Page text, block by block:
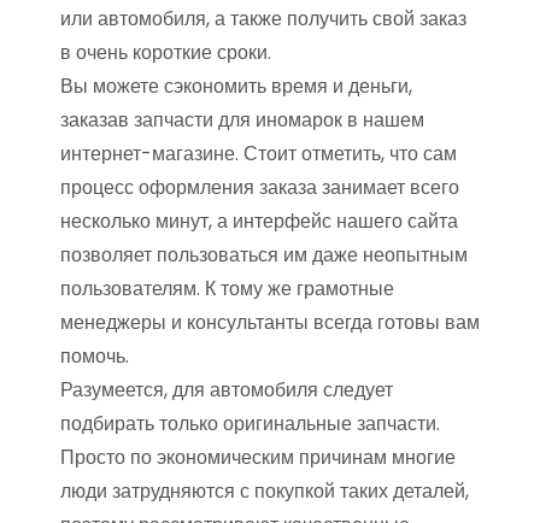
или автомобиля, а также получить свой заказ
в очень короткие сроки.
Вы можете сэкономить время и деньги,
заказав запчасти для иномарок в нашем
интернет-магазине. Стоит отметить, что сам
процесс оформления заказа занимает всего
несколько минут, а интерфейс нашего сайта
позволяет пользоваться им даже неопытным
пользователям. К тому же грамотные
менеджеры и консультанты всегда готовы вам
помочь.
Разумеется, для автомобиля следует
подбирать только оригинальные запчасти.
Просто по экономическим причинам многие
люди затрудняются с покупкой таких деталей,